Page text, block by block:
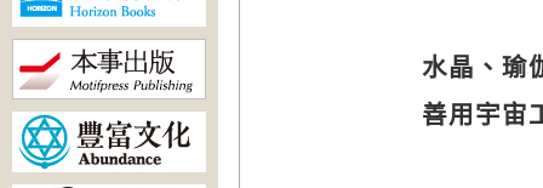
水晶、瑜
善用宇宙